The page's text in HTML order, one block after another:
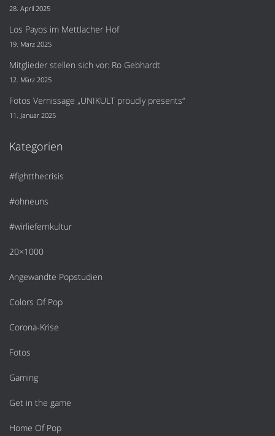
28. April 2025
Los Payos im Mettlacher Hof
19. März 2025
Mitglieder stellen sich vor: Ro Gebhardt
12. März 2025
Fotos Vernissage „UNIKULT proudly presents“
11. Januar 2025
Kategorien
#fightthecrisis
#ohneuns
#wirliefernkultur
20×1000
Angewandte Popstudien
Colors Of Pop
Corona-Krise
Fotos
Gaming
Get in the game
Home Of Pop